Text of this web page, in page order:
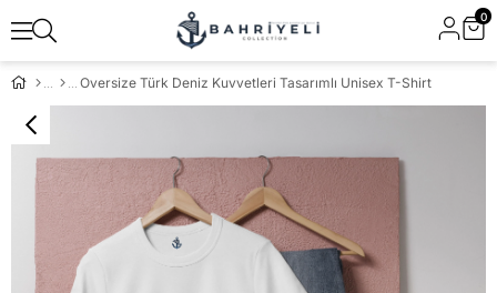
0
Oversize Türk Deniz Kuvvetleri Tasarımlı Unisex T-Shirt